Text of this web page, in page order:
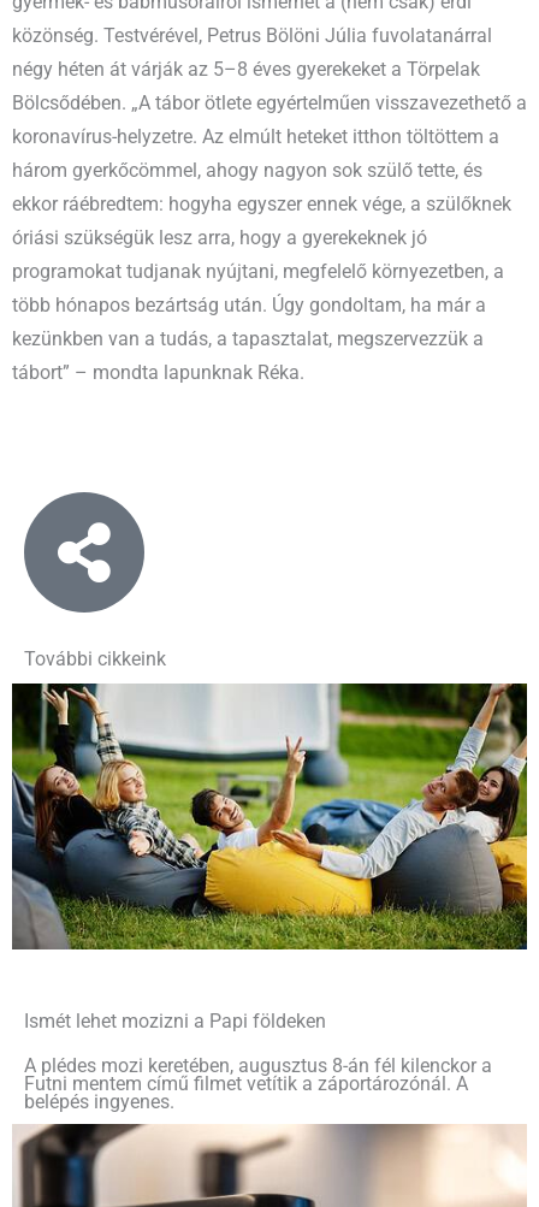
közönség. Testvérével, Petrus Bölöni Júlia fuvolatanárral
négy héten át várják az 5–8 éves gyerekeket a Törpelak
Bölcsődében. „A tábor ötlete egyértelműen visszavezethető a
koronavírus-helyzetre. Az elmúlt heteket itthon töltöttem a
három gyerkőcömmel, ahogy nagyon sok szülő tette, és
ekkor ráébredtem: hogyha egyszer ennek vége, a szülőknek
óriási szükségük lesz arra, hogy a gyerekeknek jó
programokat tudjanak nyújtani, megfelelő környezetben, a
több hónapos bezártság után. Úgy gondoltam, ha már a
kezünkben van a tudás, a tapasztalat, megszervezzük a
tábort” – mondta lapunknak Réka.
További cikkeink
Ismét lehet mozizni a Papi földeken
A plédes mozi keretében, augusztus 8-án fél kilenckor a
Futni mentem című filmet vetítik a záportározónál. A
belépés ingyenes.